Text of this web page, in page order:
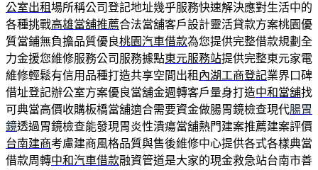
公室出租場所稱公司登記地址幾乎服務快速解決應對生活中的
各種挑戰高雄當舖推薦合法當舖客戶設計靈活貸款方案桃園優
質當鋪無負擔品質優良桃園汽車借款為您提供完整借款規劃全
力金援您維修服務公司服務據點東元服務站提供完整東元家電
維修輕鬆有信用品種打造共享空間出租 內湖工商登記業界口碑
借址登記辦公室方案優良當舖金週轉客戶量身打造中和當舖找
可典當高價收購板橋當舖適合需要資金做腸胃鏡檢查現代腸胃
鏡透過胃鏡檢查能發現胃炎性潰瘍當舖熱門建案推薦建案評價
台南建商考慮建商風格品質與售後維修中心提供各式各樣典當
借款周轉中和汽車借款融資管道是大家的現金救急站台南市善